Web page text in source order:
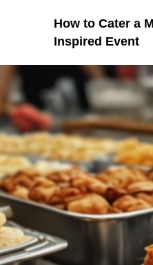
How to Cater a
Inspired Event